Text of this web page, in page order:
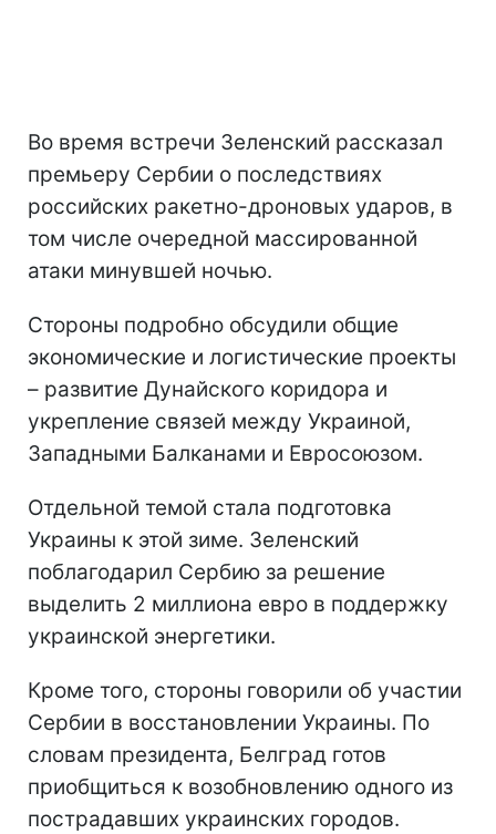
Во время встречи Зеленский рассказал
премьеру Сербии о последствиях
российских ракетно-дроновых ударов, в
том числе очередной массированной
атаки минувшей ночью.
Стороны подробно обсудили общие
экономические и логистические проекты
– развитие Дунайского коридора и
укрепление связей между Украиной,
Западными Балканами и Евросоюзом.
Отдельной темой стала подготовка
Украины к этой зиме. Зеленский
поблагодарил Сербию за решение
выделить 2 миллиона евро в поддержку
украинской энергетики.
Кроме того, стороны говорили об участии
Сербии в восстановлении Украины. По
словам президента, Белград готов
приобщиться к возобновлению одного из
пострадавших украинских городов.